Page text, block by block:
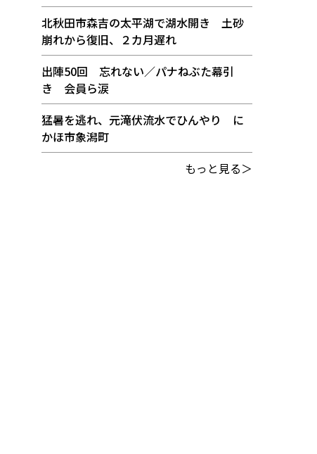
北秋田市森吉の太平湖で湖水開き 土砂
崩れから復旧、２カ月遅れ
出陣50回 忘れない／パナねぶた幕引
き 会員ら涙
猛暑を逃れ、元滝伏流水でひんやり に
かほ市象潟町
もっと見る＞